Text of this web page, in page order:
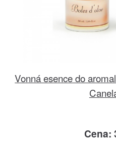
Vonná esence do
Cena: